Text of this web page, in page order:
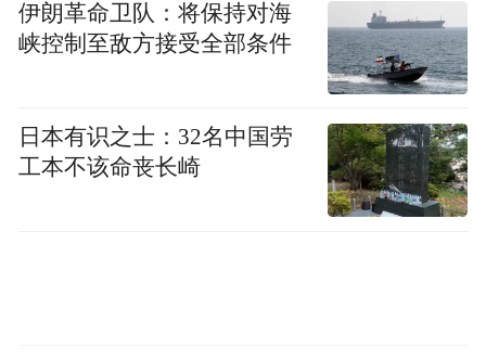
“特别声明：以上作品内容(包括在内的视频、图片或音
频)为凤凰网旗下自媒体平台“大风号”用户上传并发
布，本平台仅提供信息存储空间服务。
Notice: The content above (including the videos,
pictures and audios if any) is uploaded and posted
by the user of Dafeng Hao, which is a social media
platform and merely provides information storage
伊朗革命卫队：将保持对海
峡控制至敌方接受全部条件
日本有识之士：32名中国劳
工本不该命丧长崎